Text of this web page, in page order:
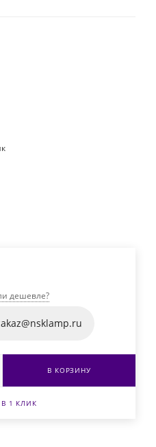
дешевле?
В КОРЗИНУ
1 КЛИК